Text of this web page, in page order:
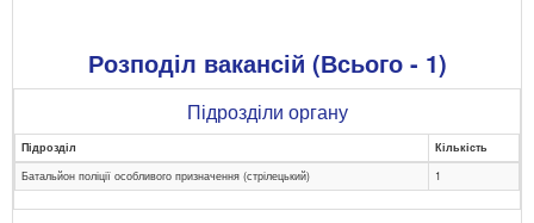
Розподіл вакансій (Всього - 1)
Підрозділи органу
Підрозділ
Кількість
Батальйон поліції особливого призначення (стрілецький)
1